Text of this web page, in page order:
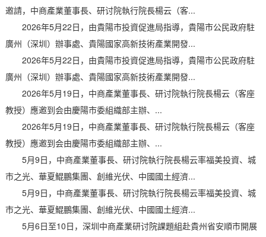
邀請，中商產業董事長、研讨院執行院長楊云（客...
2026年5月22日，由貴陽市投資促進局指導，貴陽市公民政府駐
廣州（深圳）辦事處、貴陽國家高新技術產業開發...
2026年5月22日，由貴陽市投資促進局指導，貴陽市公民政府駐
廣州（深圳）辦事處、貴陽國家高新技術產業開發...
2026年5月19日，中商產業董事長、研讨院執行院長楊云（客座
教授）應邀到会由慶陽市委組織部主辦、...
2026年5月19日，中商產業董事長、研讨院執行院長楊云（客座
教授）應邀到会由慶陽市委組織部主辦、...
5月9日，中商產業董事長、研讨院執行院長楊云率福美投資、城
市之光、華夏鯤鵬集團、創維光伏、中國國土經濟...
5月9日，中商產業董事長、研讨院執行院長楊云率福美投資、城
市之光、華夏鯤鵬集團、創維光伏、中國國土經濟...
5月6日至10日，深圳中商產業研讨院課題組赴貴州省安順市開展